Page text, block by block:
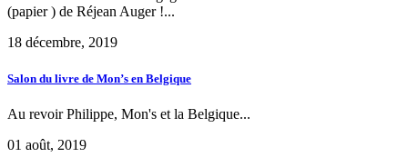
(papier ) de Réjean Auger !...
18 décembre, 2019
Salon du livre de Mon’s en Belgique
Au revoir Philippe, Mon's et la Belgique...
01 août, 2019